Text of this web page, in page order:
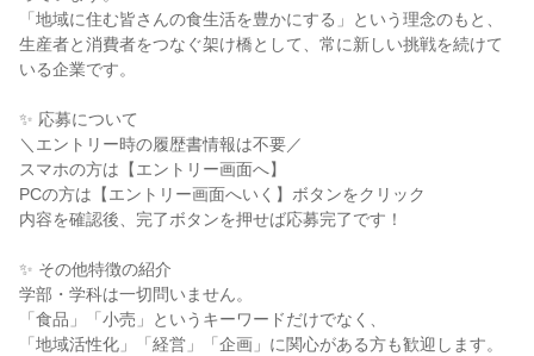
「地域に住む皆さんの食生活を豊かにする」という理念のもと、
生産者と消費者をつなぐ架け橋として、常に新しい挑戦を続けて
いる企業です。
✨ 応募について
＼エントリー時の履歴書情報は不要／
スマホの方は【エントリー画面へ】
PCの方は【エントリー画面へいく】ボタンをクリック
内容を確認後、完了ボタンを押せば応募完了です！
✨ その他特徴の紹介
学部・学科は一切問いません。
「食品」「小売」というキーワードだけでなく、
「地域活性化」「経営」「企画」に関心がある方も歓迎します。